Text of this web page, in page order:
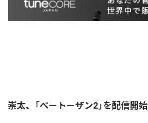
崇太、「ベートーザン2」を配信開始